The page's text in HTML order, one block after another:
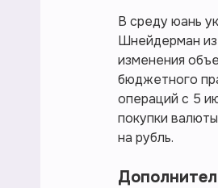
В среду юань
Шнейдерман из
изменения
бюджетного
операций с 5
покупки
на рубль.